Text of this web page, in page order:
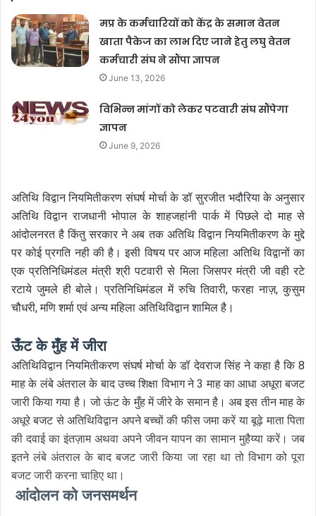
मप्र के कर्मचारियों को केंद्र के समान वेतन
खाता पैकेज का लाभ दिए जाने हेतु लघु वेतन
कर्मचारी संघ ने सौंपा ज्ञापन
June 13, 2026
विभिन्न मांगों को लेकर पटवारी संघ सौंपेगा
ज्ञापन
June 9, 2026
अतिथि विद्वान नियमितीकरण संघर्ष मोर्चा के डॉ सुरजीत भदौरिया के अनुसार
अतिथि विद्वान राजधानी भोपाल के शाहजहांनी पार्क में पिछले दो माह से
आंदोलनरत है किंतु सरकार ने अब तक अतिथि विद्वान नियमितीकरण के मुद्दे
पर कोई प्रगति नही की है। इसी विषय पर आज महिला अतिथि विद्वानों का
एक प्रतिनिधिमंडल मंत्री श्री पटवारी से मिला जिसपर मंत्री जी वही रटे
रटाये जुमले ही बोले। प्रतिनिधिमंडल में रुचि तिवारी, फरहा नाज़, कुसुम
चौधरी, मणि शर्मा एवं अन्य महिला अतिथिविद्वान शामिल है।
ऊँट के मुँह में जीरा
अतिथिविद्वान नियमितीकरण संघर्ष मोर्चा के डॉ देवराज सिंह ने कहा है कि 8
माह के लंबे अंतराल के बाद उच्च शिक्षा विभाग ने 3 माह का आधा अधूरा बजट
जारी किया गया है। जो ऊंट के मुँह में जीरे के समान है। अब इस तीन माह के
अधूरे बजट से अतिथिविद्वान अपने बच्चों की फीस जमा करें या बूढ़े माता पिता
की दवाई का इंतज़ाम अथवा अपने जीवन यापन का सामान मुहैय्या करें। जब
इतने लंबे अंतराल के बाद बजट जारी किया जा रहा था तो विभाग को पूरा
बजट जारी करना चाहिए था।
आंदोलन को जनसमर्थन